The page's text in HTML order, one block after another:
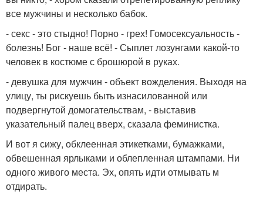
все мужчины и несколько бабок.
- секс - это стыдно! Порно - грех! Гомосексуальность -
болезнь! Бог - наше всё! - Сыплет лозунгами какой-то
человек в костюме с брошюрой в руках.
- девушка для мужчин - объект вожделения. Выходя на
улицу, ты рискуешь быть изнасилованной или
подвергнутой домогательствам, - выставив
указательный палец вверх, сказала феминистка.
И вот я сижу, обклеенная этикетками, бумажками,
обвешенная ярлыками и облепленная штампами. Ни
одного живого места. Эх, опять идти отмывать м
отдирать.